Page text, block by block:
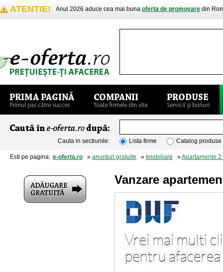
ATENTIE! Anul 2026 aduce cea mai buna oferta de promovare din
Cauta in sectiunile: Lista firme Catalog produse
Esti pe pagina: e-oferta.ro » anunturi gratuite » Imobiliare »Apartamente 2
Vanzare